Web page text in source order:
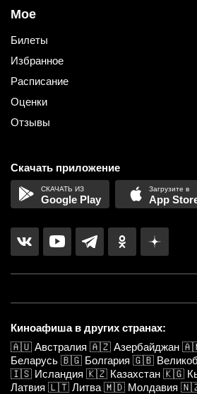
Мое
Билеты
Избранное
Расписание
Оценки
Отзывы
Скачать приложение
Google Play App
Киноафиша в других странах:
🇦🇺 Австралия 🇦🇿 Азербайджан
Беларусь 🇧🇬 Болгария 🇬🇧
🇮🇸 Исландия 🇰🇿 Казахстан 🇰🇬
Латвия 🇱🇹 Литва 🇲🇩 Молдавия